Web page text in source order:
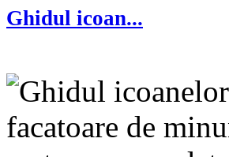
Ghidul icoan...